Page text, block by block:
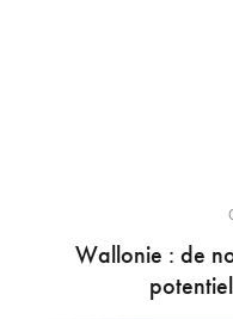
Wallonie : de